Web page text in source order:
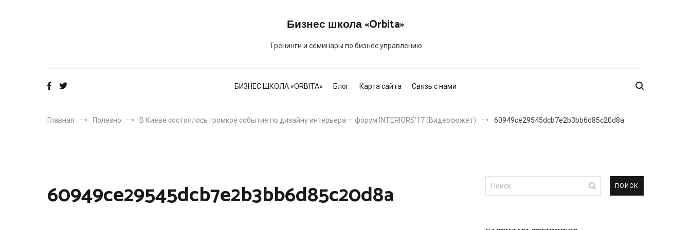
Бизнес школа «Orbita»
Тренинги и семинары по бизнес управлению
БИЗНЕС ШКОЛА «ORBITA» Блог Карта сайта Связь с нами
Главная Полезно В Киеве состоялось громкое событие по дизайну интерьера — форум INTERIORS‘17 (Видеосюжет) 60949ce29545dcb7e2b3bb6d85c20d8a
60949ce29545dcb7e2b3bb6d85c20d8a Найти: